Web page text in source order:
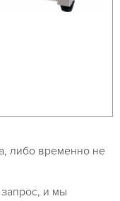
либо временно не
и мы